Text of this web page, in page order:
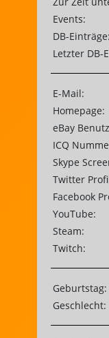
Events:
DB-Einträge:
Letzter DB-
E-Mail:
Homepage:
eBay
ICQ
Skype
Twitter
Facebook
YouTube:
Steam:
Twitch:
Geburtstag:
Geschlecht: